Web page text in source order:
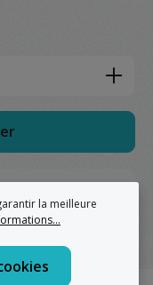
desired
la meilleure